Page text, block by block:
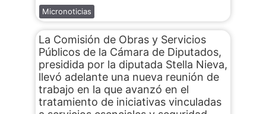
Micronoticias
La Comisión de Obras y Servicios
Públicos de la Cámara de Diputados,
presidida por la diputada Stella Nieva,
llevó adelante una nueva reunión de
trabajo en la que avanzó en el
tratamiento de iniciativas vinculadas